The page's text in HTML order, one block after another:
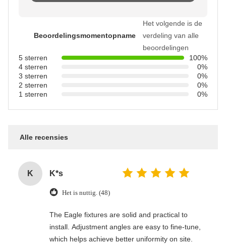
Beoordelingsmomentopname
Het volgende is de
verdeling van alle
beoordelingen
5 sterren
100%
4 sterren
0%
3 sterren
0%
2 sterren
0%
1 sterren
0%
Alle recensies
K K*s
Het is nuttig. (48)
The Eagle fixtures are solid and practical to
install. Adjustment angles are easy to fine-tune,
which helps achieve better uniformity on site.